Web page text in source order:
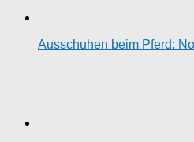
Ausschuhen beim Pferd: